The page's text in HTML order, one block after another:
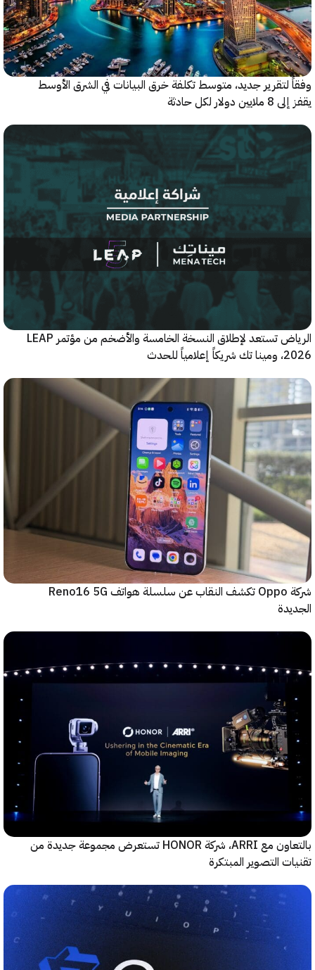
جديد، متوسط تكلفة خرق البيانات في الشرق الأوسط
لكل حادثة
الرياض تستعد لإطلاق النسخة الخامسة والأضخم من مؤتمر LEAP
للحدث
شركة Oppo تكشف النقاب عن سلسلة هواتف Reno16 5G
بالتعاون مع ARRI، شركة HONOR تستعرض مجموعة جديدة من
التصوير المبتكرة